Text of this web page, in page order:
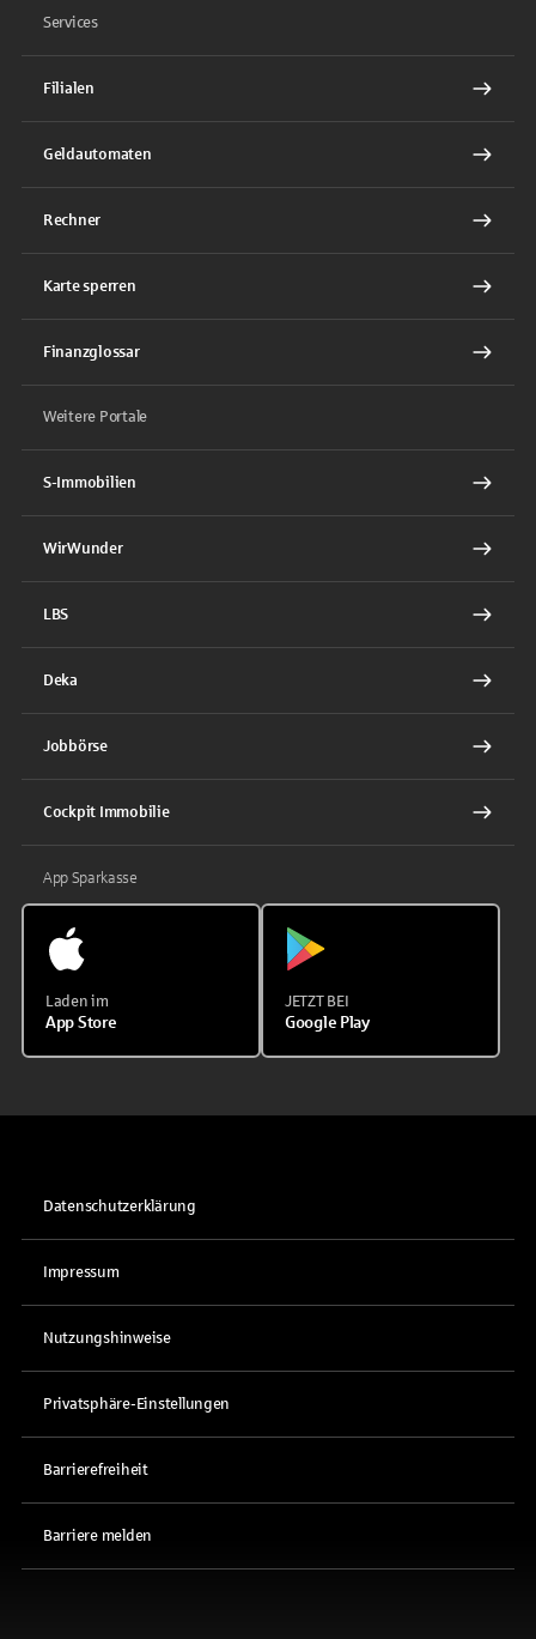
Services
Filialen
Geldautomaten
Rechner
Karte sperren
Finanzglossar
Weitere Portale
S-Immobilien
WirWunder
LBS
Deka
Jobbörse
Cockpit Immobilie
App Sparkasse
Laden im
App Store
JETZT BEI
Google Play
Datenschutzerklärung
Impressum
Nutzungshinweise
Privatsphäre-Einstellungen
Barrierefreiheit
Barriere melden